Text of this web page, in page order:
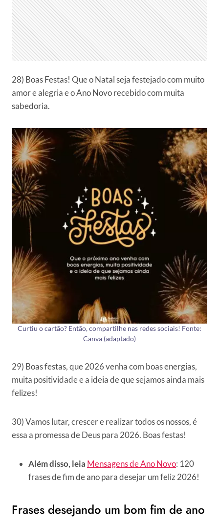
28) Boas Festas! Que o Natal seja festejado com muito
amor e alegria e o Ano Novo recebido com muita
sabedoria.
Curtiu o cartão? Então, compartilhe nas redes sociais! Fonte:
Canva (adaptado)
29) Boas festas, que 2026 venha com boas energias,
muita positividade e a ideia de que sejamos ainda mais
felizes!
30) Vamos lutar, crescer e realizar todos os nossos, é
essa a promessa de Deus para 2026. Boas festas!
Além disso, leia Mensagens de Ano Novo: 120
frases de fim de ano para desejar um feliz 2026!
Frases desejando um bom fim de ano